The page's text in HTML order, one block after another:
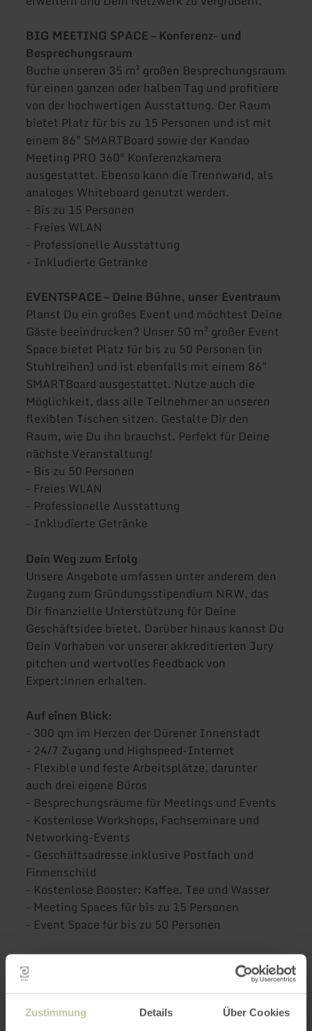
Zustimmung Details Über Cookies
BIG MEETING SPACE – Konferenz- und
Besprechungsraum
Buche unseren 35 m² großen Besprechungsraum
für einen ganzen oder halben Tag und profitiere
von der hochwertigen Ausstattung. Der Raum
bietet Platz für bis zu 15 Personen und ist mit
einem 86" SMARTBoard sowie der Kandao
Meeting PRO 360° Konferenzkamera
ausgestattet. Ebenso kann die Trennwand, als
analoges Whiteboard genutzt werden.
- Bis zu 15 Personen
- Freies WLAN
- Professionelle Ausstattung
- Inkludierte Getränke
EVENTSPACE – Deine Bühne, unser Eventraum
Planst Du ein großes Event und möchtest Deine
Gäste beeindrucken? Unser 50 m² großer Event
Space bietet Platz für bis zu 50 Personen (in
Stuhlreihen) und ist ebenfalls mit einem 86"
SMARTBoard ausgestattet. Nutze auch die
Möglichkeit, dass alle Teilnehmer an unseren
flexiblen Tischen sitzen. Gestalte Dir den
Raum, wie Du ihn brauchst. Perfekt für Deine
nächste Veranstaltung!
- Bis zu 50 Personen
- Freies WLAN
- Professionelle Ausstattung
- Inkludierte Getränke
Dein Weg zum Erfolg
Unsere Angebote umfassen unter anderem den
Zugang zum Gründungsstipendium NRW, das
Dir finanzielle Unterstützung für Deine
Geschäftsidee bietet. Darüber hinaus kannst Du
Dein Vorhaben vor unserer akkreditierten Jury
pitchen und wertvolles Feedback von
Expert:innen erhalten.
Auf einen Blick:
- 300 qm im Herzen der Dürener Innenstadt
- 24/7 Zugang und Highspeed-Internet
- Flexible und feste Arbeitsplätze, darunter
auch drei eigene Büros
- Besprechungsräume für Meetings und Events
- Kostenlose Workshops, Fachseminare und
Networking-Events
- Geschäftsadresse inklusive Postfach und
Firmenschild
- Kostenlose Booster: Kaffee, Tee und Wasser
- Meeting Spaces für bis zu 15 Personen
- Event Space für bis zu 50 Personen
Kontaktdaten
Gründe und wachse mit Deinem Unternehmen
bei uns!
➡ co-space-dueren.
de| windn.